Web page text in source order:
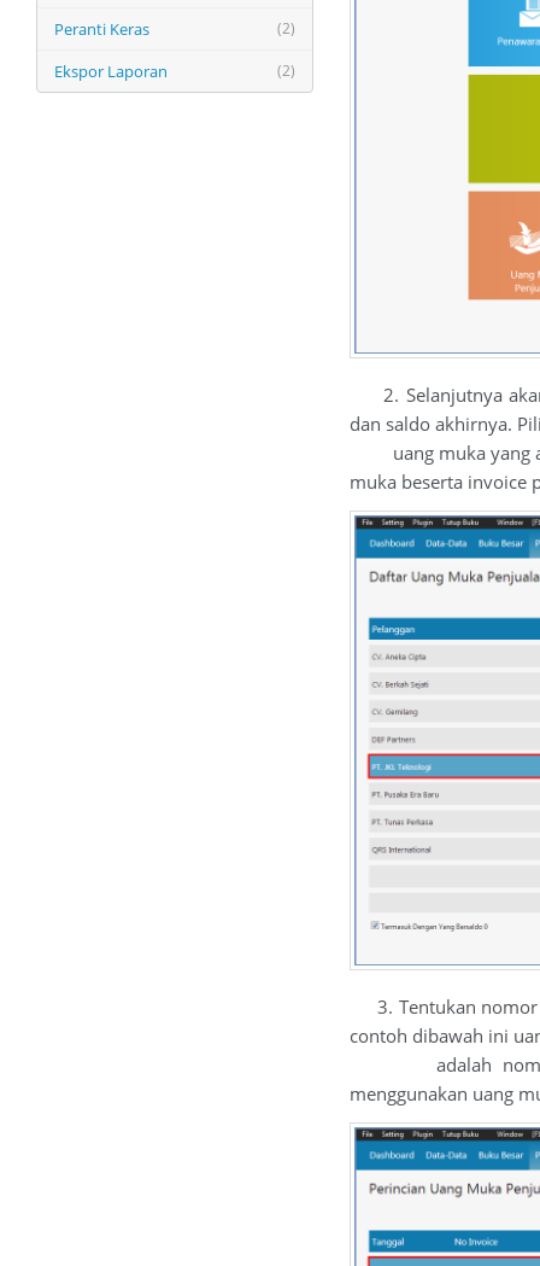
(2)
Peranti Keras
(2)
Ekspor Laporan
2. Selanjutnya
dan saldo akhirnya.
uang muka yang
muka beserta invoice
3. Tentukan nomor
contoh dibawah ini
adalah nomor :
menggunakan uang